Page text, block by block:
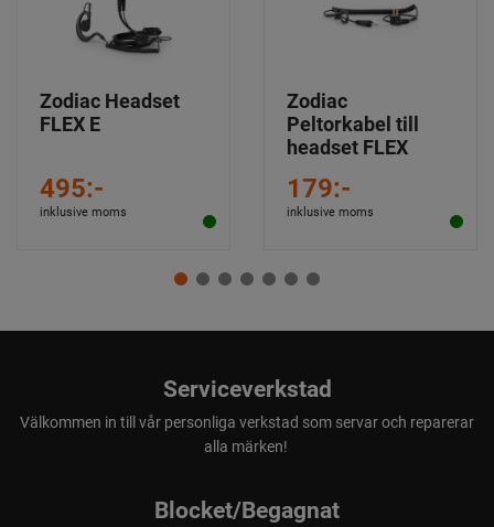
Zodiac Headset
FLEX E
495:-
inklusive moms
Zodiac
Peltorkabel till
headset FLEX
179:-
inklusive moms
Serviceverkstad
Välkommen in till vår personliga verkstad som servar och reparerar
alla märken!
Blocket/Begagnat